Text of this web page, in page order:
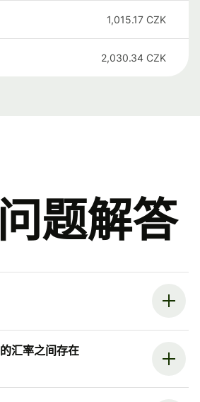
1,015.17 CZK
2,030.34 CZK
题解答
汇率之间存在